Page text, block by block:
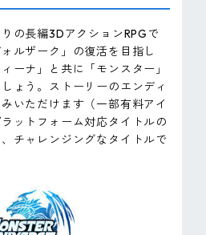
の長編3DアクションRPGで
ルザーク」の復活を目指し
ーナ」と共に「モンスター」
ょう。ストーリーのエンディ
いただけます（一部有料アイ
ットフォーム対応タイトルの
チャレンジングなタイトルで